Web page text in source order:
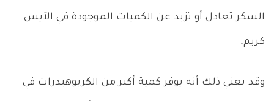
السكر تعادل أو تزيد عن الكميات الموجودة في الآيس
كريم.
وقد يعني ذلك أنه يوفر كمية أكبر من الكربوهيدرات في